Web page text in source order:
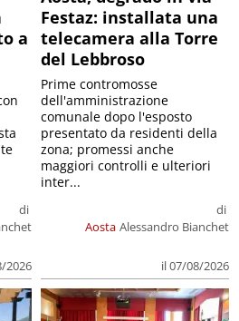
a
di
2026
Festaz: installata una
telecamera alla Torre
del Lebbroso
Aosta
di
Alessandro Bianchet
il 07/08/2026
Prime contromosse
dell'amministrazione
comunale dopo l'esposto
presentato da residenti della
zona; promessi anche
maggiori controlli e ulteriori
inter...